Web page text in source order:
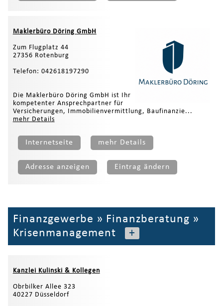
Maklerbüro Döring GmbH
Zum Flugplatz 44
27356 Rotenburg
Telefon: 042618197290
Die Maklerbüro Döring GmbH ist Ihr
kompetenter Ansprechpartner für
Versicherungen, Immobilienvermittlung, Baufinanzie...
mehr Details
Internetseite mehr Details
Adresse anzeigen Eintrag ändern
Finanzgewerbe » Finanzberatung »
Krisenmanagement
+
Kanzlei Kulinski & Kollegen
Obrbilker Allee 323
40227 Düsseldorf